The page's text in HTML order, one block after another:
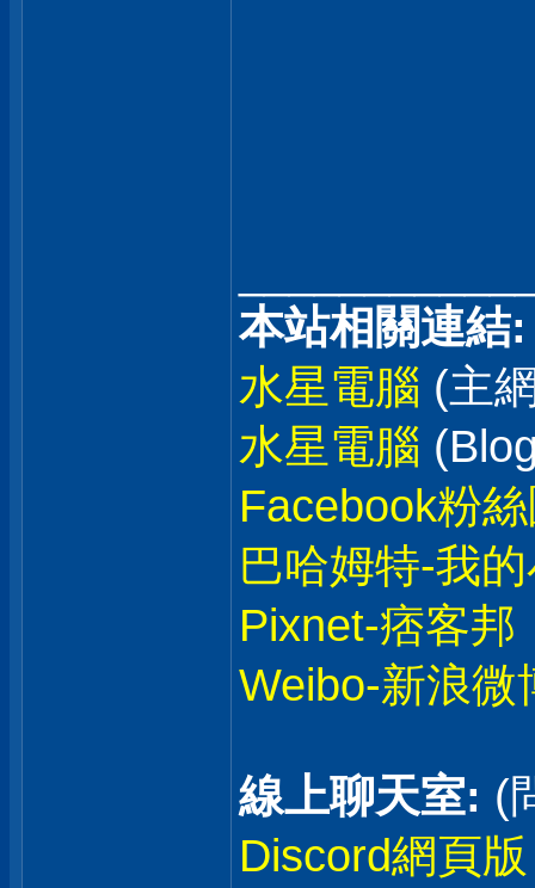
本站相關連結:
水星電腦 (主
水星電腦
Facebook粉
巴哈姆特-我
Pixnet-痞客邦
Weibo-新浪微
線上聊天室: (
Discord網頁版